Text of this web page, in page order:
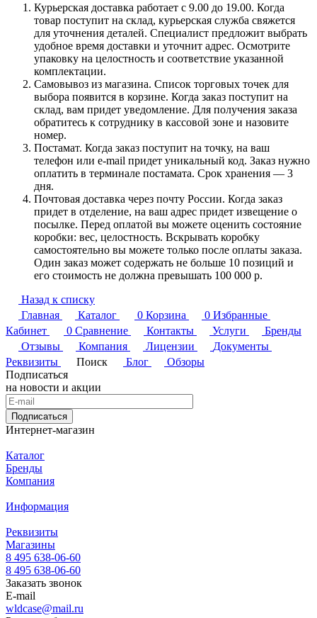
Курьерская доставка работает с 9.00 до 19.00. Когда
товар поступит на склад, курьерская служба свяжется
для уточнения деталей. Специалист предложит выбрать
удобное время доставки и уточнит адрес. Осмотрите
упаковку на целостность и соответствие указанной
комплектации.
Самовывоз из магазина. Список торговых точек для
выбора появится в корзине. Когда заказ поступит на
склад, вам придет уведомление. Для получения заказа
обратитесь к сотруднику в кассовой зоне и назовите
номер.
Постамат. Когда заказ поступит на точку, на ваш
телефон или e-mail придет уникальный код. Заказ нужно
оплатить в терминале постамата. Срок хранения — 3
дня.
Почтовая доставка через почту России. Когда заказ
придет в отделение, на ваш адрес придет извещение о
посылке. Перед оплатой вы можете оценить состояние
коробки: вес, целостность. Вскрывать коробку
самостоятельно вы можете только после оплаты заказа.
Один заказ может содержать не больше 10 позиций и
его стоимость не должна превышать 100 000 р.
Назад к списку
Главная
Каталог 0 Корзина 0 Избранные
Кабинет
0 Сравнение Контакты Услуги
Бренды
Отзывы
Компания Лицензии
Документы
Реквизиты
Поиск Блог
Обзоры
Подписаться
на новости и акции
Подписаться
Интернет-магазин
Каталог
Бренды
Компания
Информация
Реквизиты
Магазины
8 495 638-06-60
8 495 638-06-60
Заказать звонок
E-mail
wldcase@mail.ru